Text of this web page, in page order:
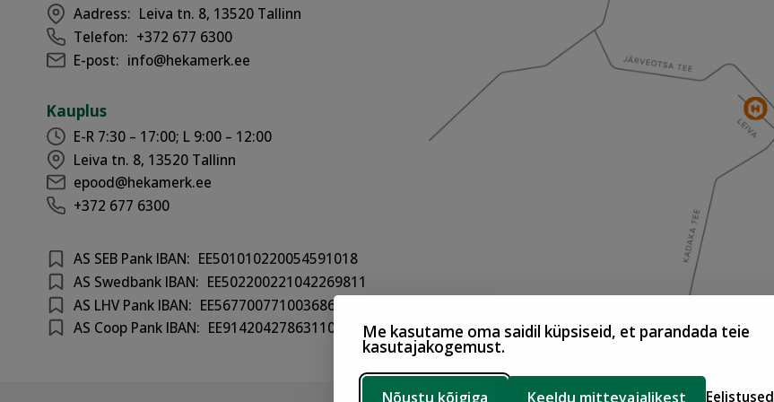
Me kasutame oma saidil küpsiseid, et parandada teie
kasutajakogemust.
Nõustu kõigiga Keeldu mittevajalikest Eelistused
Aadress: Leiva tn. 8, 13520 Tallinn
Telefon: +372 677 6300
E-post: info@hekamerk.ee
Kauplus
E-R 7:30 – 17:00; L 9:00 – 12:00
Leiva tn. 8, 13520 Tallinn
epood@hekamerk.ee
+372 677 6300
AS SEB Pank IBAN: EE501010220054591018
AS Swedbank IBAN: EE502200221042269811
AS LHV Pank IBAN: EE567700771003686417
AS Coop Pank IBAN: EE914204278631100301